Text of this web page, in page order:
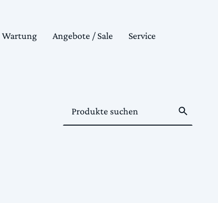
Wartung Angebote / Sale Service